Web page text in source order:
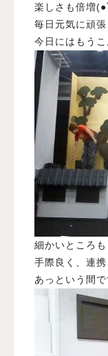
楽しさも倍増
毎日元気に頑
今日にはもう
細かいところ
手際良く、連
あっという間